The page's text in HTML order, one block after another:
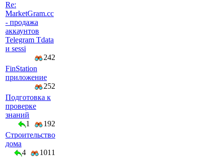
Re:
MarketGram.cc
- продажа
аккаунтов
Telegram Tdata
и sessi
242
FinStation
приложение
252
Подготовка к
проверке
знаний
1
192
Строительство
дома
4
1011